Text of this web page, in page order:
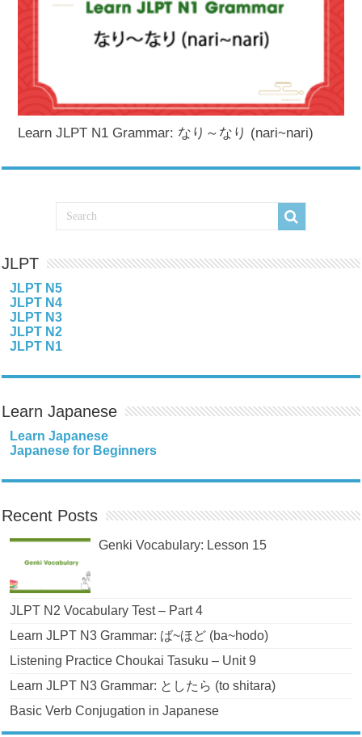
Learn JLPT N1 Grammar: なり～なり (nari~nari)
JLPT
JLPT N5
JLPT N4
JLPT N3
JLPT N2
JLPT N1
Learn Japanese
Learn Japanese
Japanese for Beginners
Recent Posts
Genki Vocabulary: Lesson 15
JLPT N2 Vocabulary Test – Part 4
Learn JLPT N3 Grammar: ば~ほど (ba~hodo)
Listening Practice Choukai Tasuku – Unit 9
Learn JLPT N3 Grammar: としたら (to shitara)
Basic Verb Conjugation in Japanese